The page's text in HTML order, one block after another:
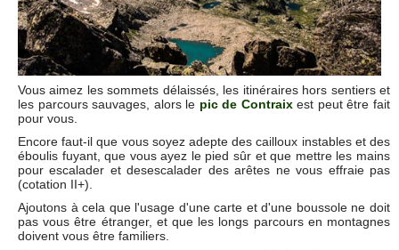
Vous aimez les sommets délaissés, les itinéraires hors sentiers et
les parcours sauvages, alors le pic de Contraixest peut être fait
pour vous.
Encore faut-il que vous soyez adepte des cailloux instables et des
éboulis fuyant, que vous ayez le pied sûr et que mettre les mains
pour escalader et desescalader des arêtes ne vous effraie pas
(cotation II+).
Ajoutons à cela que l'usage d'une carte et d'une boussole ne doit
pas vous être étranger, et que les longs parcours en montagnes
doivent vous être familiers.